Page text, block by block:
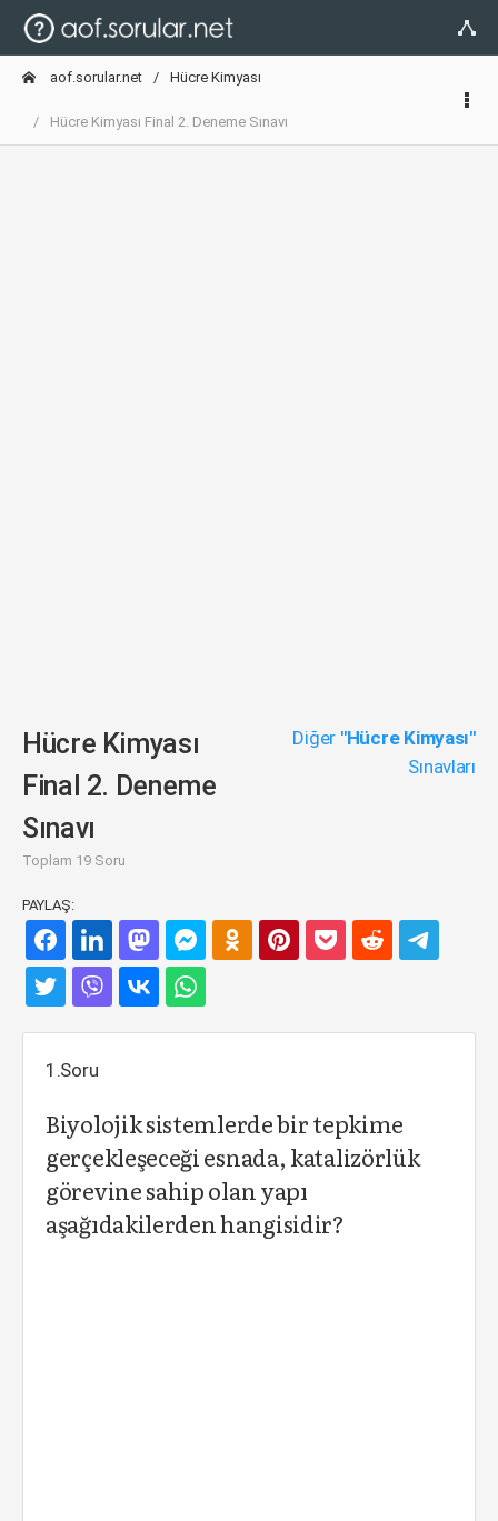
aof.sorular.net Hücre Kimyası
Hücre Kimyası Final 2. Deneme Sınavı
Hücre Kimyası
Final 2. Deneme
Sınavı
Toplam 19 Soru
Diğer "Hücre Kimyası"
Sınavları
PAYLAŞ:
1.Soru
Biyolojik sistemlerde bir tepkime
gerçekleşeceği esnada, katalizörlük
görevine sahip olan yapı
aşağıdakilerden hangisidir?